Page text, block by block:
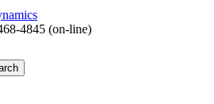
4845 (on-line)